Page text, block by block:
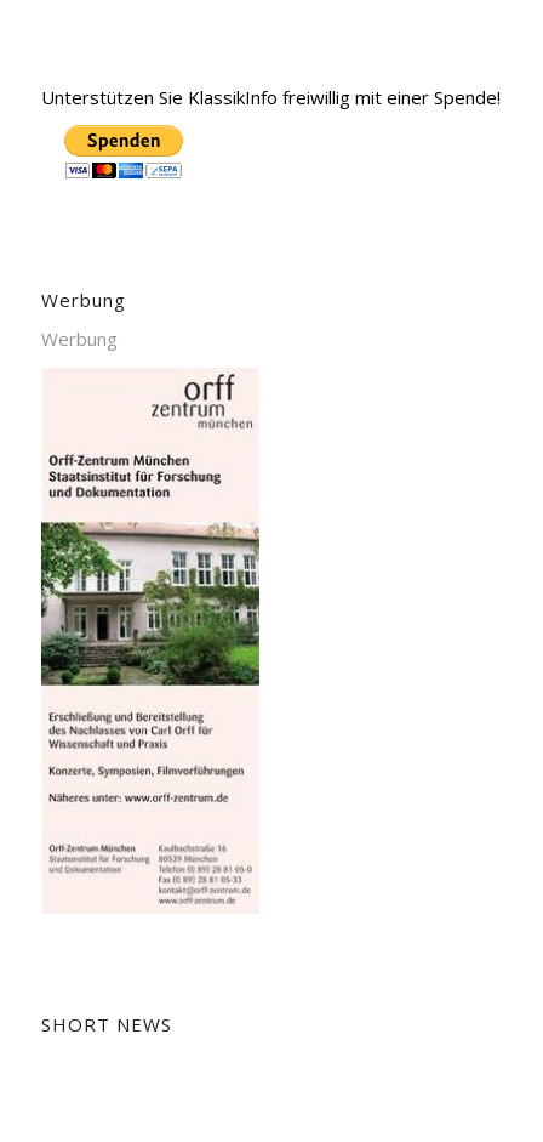
Unterstützen Sie KlassikInfo freiwillig mit einer Spende!
Werbung
Werbung
SHORT NEWS